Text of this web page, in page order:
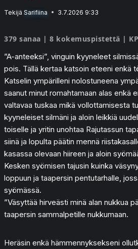
Tekijä Sarifiina 3.7.2026 9:33
379 sanaa | 8 kokemuspistettä |
”A-anteeksi”, vinguin kyyneleet
pois. Tällä kertaa katsoin eteeni enkä
Katselin ympärilleni nolostuneena
saanut minut romahtamaan alas enkä
valtavaa tuskaa mikä vollottamisesta
kyyneleiset silmäni ja aloin leikkiä
toiselle ja yritin unohtaa Rajutassun
siinä ja lopulta päätin mennä
kasassa olevaan hiireen ja aloin
Kesken syömisen tajusin kuinka
loppuun ja taapersin pentutarhalle,
syömässä.
”Väsyttää hirveästi minä alan nukkua
taapersin sammalpetille nukkumaan.
Heräsin enkä hämmennyksekseni